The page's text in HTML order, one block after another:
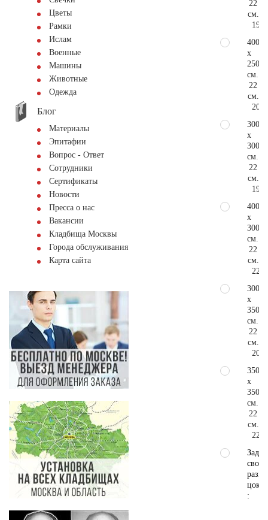
Цветы
Рамки
Ислам
Военные
Машины
Животные
Одежда
Блог
Материалы
Эпитафии
Вопрос - Ответ
Сотрудники
Сертификаты
Новости
Пресса о нас
Вакансии
Кладбища Москвы
Города обслуживания
Карта сайта
22
см.
400
x
250
см.
22
см.
300
x
300
см.
22
см.
400
x
300
см.
22
см.
300
x
350
см.
22
см.
350
x
350
см.
22
см.
свой
: